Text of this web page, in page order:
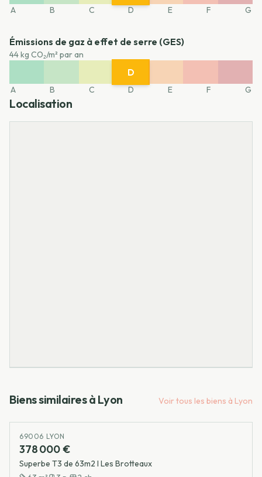
A
B C D E F G
Émissions de gaz à effet de serre (GES)
44 kg CO₂/m² par an
D
A
B C D E F G
Localisation
Biens similaires à Lyon Voir tous les biens à Lyon
69006 LYON
378 000 €
Superbe T3 de 63m2 I Les Brotteaux